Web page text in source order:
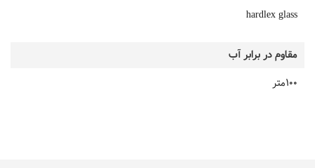
hardlex glass
مقاوم در برابر آب
100متر